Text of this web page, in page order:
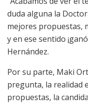
duda alguna la
mejores propuestas,
y en ese sentido
Hernández.
Por su parte, Maki
pregunta, la realidad
propuestas, la